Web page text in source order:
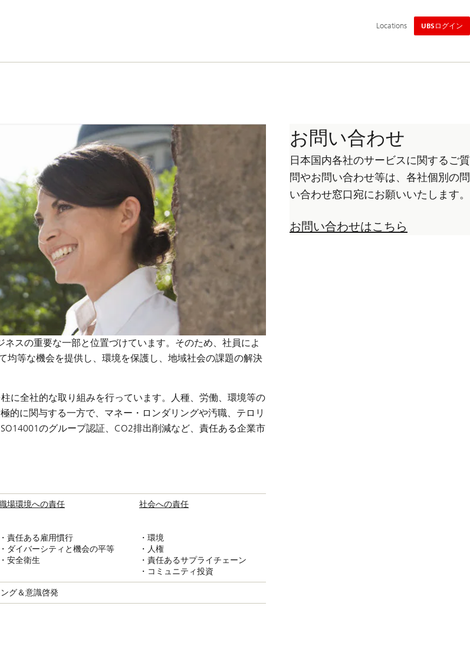
イLocations UBSログイン
スの重要な一部と位置づけています。そのため、社員によ
均等な機会を提供し、環境を保護し、地域社会の課題の解決
に全社的な取り組みを行っています。人種、労働、環境等の
的に関与する一方で、マネー・ロンダリングや汚職、テロリ
のグループ認証、CO2排出削減など、責任ある企業市
場環境への責任
・責任ある雇用慣行
・ダイバーシティと機会の平等
・安全衛生
社会への責任
・環境
・人権
・責任あるサプライチェーン
・コミュニティ投資
グ＆意識啓発
お問い合わせ
日本国内各社のサービスに関するご質
問やお問い合わせ等は、各社個別の問
い合わせ窓口宛にお願いいたします。
お問い合わせはこちら